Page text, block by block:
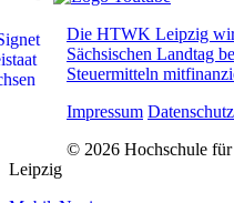
Die HTWK Leipzig
Sächsischen Landtag
Steuermitteln
Impressum
© 2026 Hochschule
Leipzig